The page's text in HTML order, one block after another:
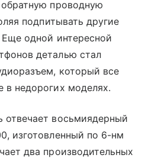
проводную
подпитывать другие
одной интересной
деталью стал
который все
в недорогих моделях.
отвечает восьмиядерный
изготовленный по 6-нм
два производительных